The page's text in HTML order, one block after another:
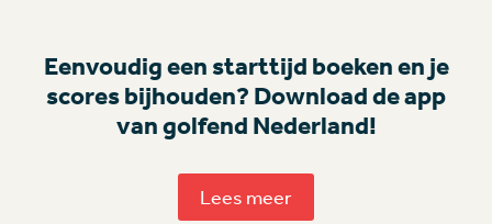
Eenvoudig een starttijd boeken en je
scores bijhouden? Download de app
van golfend Nederland!
Lees meer